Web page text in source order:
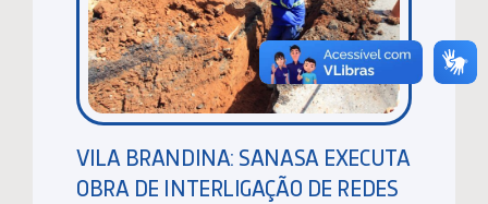
VILA BRANDINA: SANASA EXECUTA
OBRA DE INTERLIGAÇÃO DE REDES